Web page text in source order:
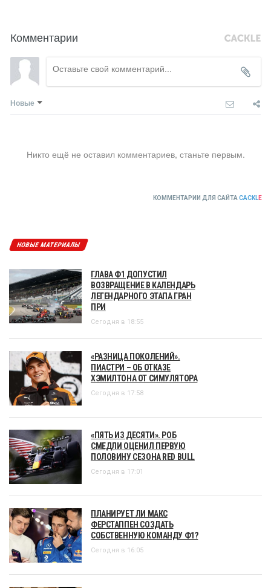
Комментарии
Новые
Никто ещё не оставил комментариев, станьте первым.
КОММЕНТАРИИ ДЛЯ САЙТА CACKLE
НОВЫЕ МАТЕРИАЛЫ
ГЛАВА Ф1 ДОПУСТИЛ
ВОЗВРАЩЕНИЕ В КАЛЕНДАРЬ
ЛЕГЕНДАРНОГО ЭТАПА ГРАН
ПРИ
Сегодня в 18:55
«РАЗНИЦА ПОКОЛЕНИЙ».
ПИАСТРИ – ОБ ОТКАЗЕ
ХЭМИЛТОНА ОТ СИМУЛЯТОРА
Сегодня в 17:58
«ПЯТЬ ИЗ ДЕСЯТИ». РОБ
СМЕДЛИ ОЦЕНИЛ ПЕРВУЮ
ПОЛОВИНУ СЕЗОНА RED BULL
Сегодня в 17:01
ПЛАНИРУЕТ ЛИ МАКС
ФЕРСТАППЕН СОЗДАТЬ
СОБСТВЕННУЮ КОМАНДУ Ф1?
Сегодня в 16:05